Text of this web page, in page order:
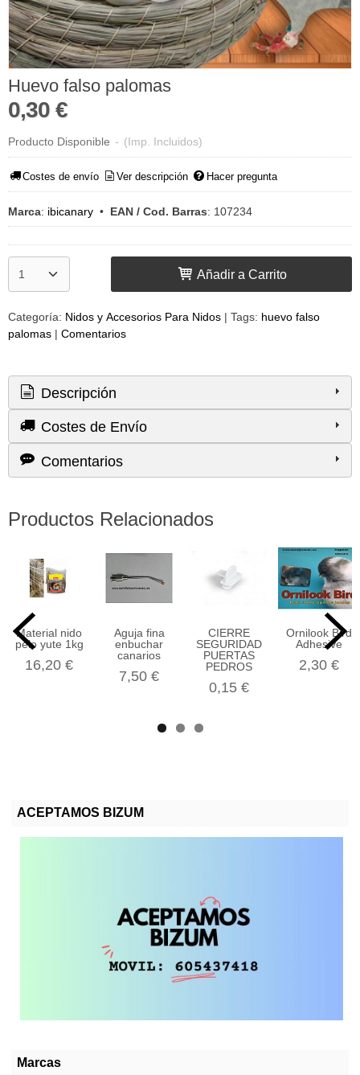
ACEPTAMOS BIZUM
Marcas
Huevo falso palomas
0,30 €
Producto Disponible - (Imp. Incluidos)
Costes de envío Ver descripción Hacer pregunta
Marca: ibicanary • EAN / Cod. Barras: 107234
Añadir a Carrito
Categoría: Nidos y Accesorios Para Nidos | Tags: huevo falso
palomas | Comentarios
Descripción
Costes de Envío
Comentarios
Productos Relacionados
Material nido
pelo yute 1kg
16,20 €
Aguja fina
enbuchar
canarios
7,50 €
CIERRE
SEGURIDAD
PUERTAS
PEDROS
0,15 €
Ornilook Bird
Adhesive
2,30 €